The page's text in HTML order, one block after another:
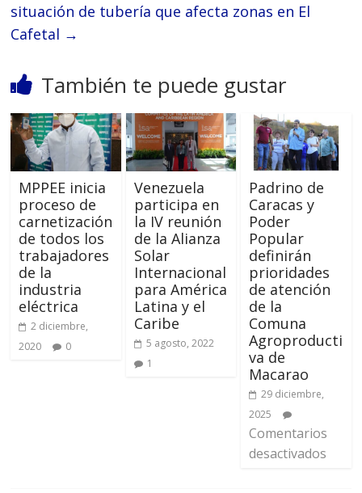
situación de tubería que afecta zonas en El
Cafetal →
También te puede gustar
MPPEE inicia
proceso de
carnetización
de todos los
trabajadores
de la
industria
eléctrica
2 diciembre,
2020
0
Venezuela
participa en
la IV reunión
de la Alianza
Solar
Internacional
para América
Latina y el
Caribe
5 agosto, 2022
1
Padrino de
Caracas y
Poder
Popular
definirán
prioridades
de atención
de la
Comuna
Agroproducti
va de
Macarao
29 diciembre,
2025
Comentarios
desactivados